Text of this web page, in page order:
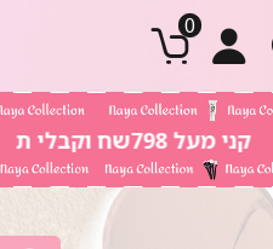
אודמים 5ml מברשות וריסים
0
וקבלי תיק חוף גדול במתנה